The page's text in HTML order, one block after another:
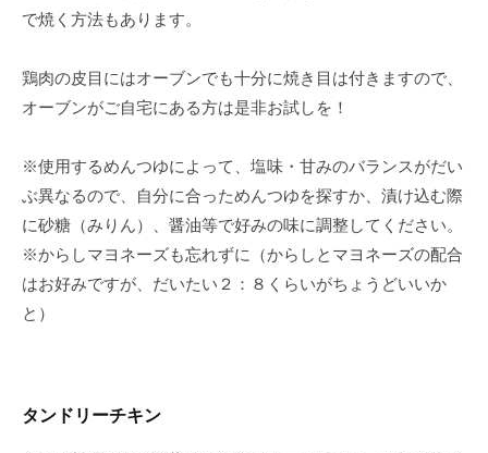
で焼く方法もあります。
鶏肉の皮目にはオーブンでも十分に焼き目は付きますので、
オーブンがご自宅にある方は是非お試しを！
※使用するめんつゆによって、塩味・甘みのバランスがだい
ぶ異なるので、自分に合っためんつゆを探すか、漬け込む際
に砂糖（みりん）、醤油等で好みの味に調整してください。
※からしマヨネーズも忘れずに（からしとマヨネーズの配合
はお好みですが、だいたい２：８くらいがちょうどいいか
と）
タンドリーチキン